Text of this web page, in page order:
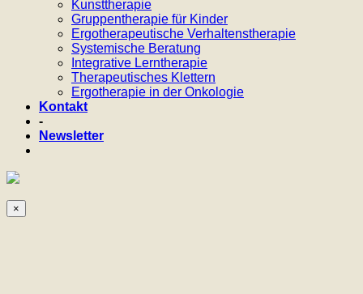
Kunsttherapie
Gruppentherapie für Kinder
Ergotherapeutische Verhaltenstherapie
Systemische Beratung
Integrative Lerntherapie
Therapeutisches Klettern
Ergotherapie in der Onkologie
Kontakt
-
Newsletter
×